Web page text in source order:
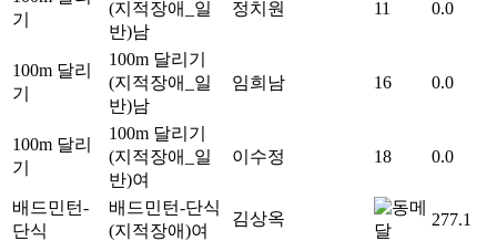
기
(지적장애_일
반)남
정치원 11 0.0
100m 달리
기
100m 달리기
(지적장애_일
반)남
임희남 16 0.0
100m 달리
기
100m 달리기
(지적장애_일
반)여
이수정 18 0.0
배드민턴-
단식
배드민턴-단식
(지적장애)여
김상옥 277.1